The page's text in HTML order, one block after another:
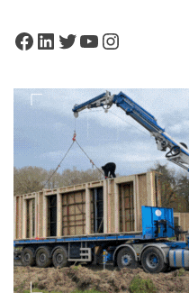
Facebook
LinkedIn
Twitter
YouTube
Instagram